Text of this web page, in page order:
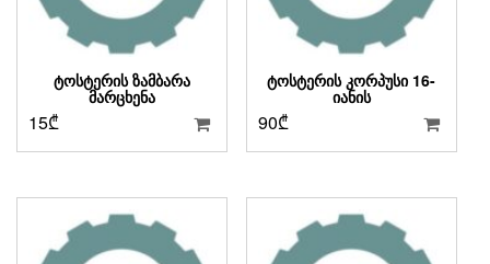
ᲢᲝᲡᲢᲔᲠᲘᲡ ᲖᲐᲛᲑᲐᲠᲐ
ᲛᲐᲠᲪᲮᲔᲜᲐ
15₾
ᲢᲝᲡᲢᲔᲠᲘᲡ ᲙᲝᲠᲞᲣᲡᲘ 16-
ᲘᲐᲜᲘᲡ
90₾